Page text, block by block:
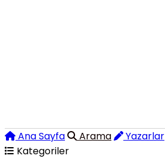
Ana Sayfa Arama
Yazarlar
Kategoriler